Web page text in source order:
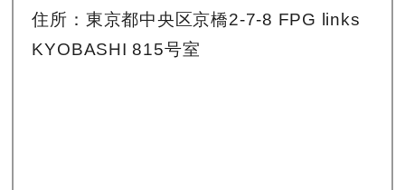
住所：東京都中央区京橋2-7-8 FPG links
KYOBASHI 815号室